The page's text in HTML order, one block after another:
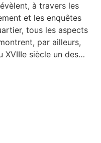
à travers les
et les enquêtes
tous les aspects
par ailleurs,
XVIIIe siècle un des…